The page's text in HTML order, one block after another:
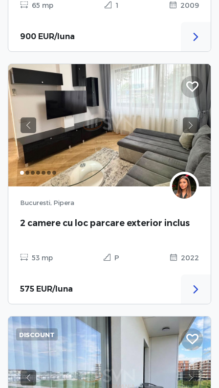
65 mp 1 2009
900 EUR/luna
Previous Next
Bucuresti, Pipera
2 camere cu loc parcare exterior inclus
53 mp P 2022
575 EUR/luna
Previous Next
DISCOUNT